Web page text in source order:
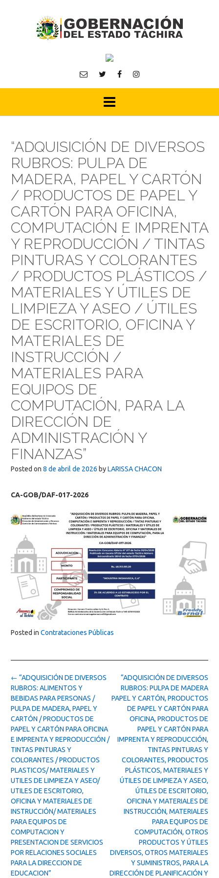
“ADQUISICIÓN DE DIVERSOS
RUBROS: PULPA DE
MADERA, PAPEL Y CARTÓN
/ PRODUCTOS DE PAPEL Y
CARTÓN PARA OFICINA,
COMPUTACIÓN E IMPRENTA
Y REPRODUCCIÓN / TINTAS
PINTURAS Y COLORANTES
/ PRODUCTOS PLÁSTICOS /
MATERIALES Y ÚTILES DE
LIMPIEZA Y ASEO / ÚTILES
DE ESCRITORIO, OFICINA Y
MATERIALES DE
INSTRUCCIÓN /
MATERIALES PARA
EQUIPOS DE
COMPUTACIÓN, PARA LA
DIRECCIÓN DE
ADMINISTRACIÓN Y
FINANZAS”
Posted on 8 de abril de 2026 byLARISSA CHACON
CA-GOB/DAF-017-2026
Posted in Contrataciones Públicas
Post
navigation
“ADQUISICIÓN DE DIVERSOS
RUBROS: PULPA DE MADERA
PAPEL Y CARTÓN, PRODUCTOS
DE PAPEL Y CARTÓN PARA
OFICINA, PRODUCTOS DE
PAPEL Y CARTÓN PARA
IMPRENTA Y REPRODUCCIÓN,
TINTAS PINTURAS Y
COLORANTES, PRODUCTOS
PLÁSTICOS, MATERIALES Y
ÚTILES DE LIMPIEZA Y ASEO,
ÚTILES DE ESCRITORIO,
OFICINA Y MATERIALES DE
INSTRUCCIÓN, MATERIALES
PARA EQUIPOS DE
COMPUTACIÓN, OTROS
PRODUCTOS Y ÚTILES
DIVERSOS, OTROS MATERIALES
Y SUMINISTROS, PARA LA
DIRECCIÓN DE PLANIFICACIÓN Y
← “ADQUISICIÓN DE DIVERSOS
RUBROS: ALIMENTOS Y
BEBIDAS PARA PERSONAS /
PULPA DE MADERA, PAPEL Y
CARTÓN / PRODUCTOS DE
PAPEL Y CARTÓN PARA OFICINA
E IMPRENTA Y REPRODUCCIÓN /
TINTAS PINTURAS Y
COLORANTES / PRODUCTOS
PLASTICOS/ MATERIALES Y
UTILES DE LIMPIEZA Y ASEO/
UTILES DE ESCRITORIO,
OFICINA Y MATERIALES DE
INSTRUCCIÓN/ MATERIALES
PARA EQUIPOS DE
COMPUTACION Y
PRESENTACION DE SERVICIOS
POR RELACIONES SOCIALES
PARA LA DIRECCION DE
EDUCACION”